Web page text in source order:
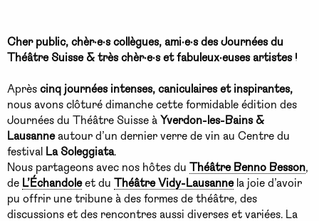
Cher public, chèr·e·s collègues, ami·e·sdes Journées du
Théâtre Suisse & très chèr·e·s et fabuleux·euses artistes !
Après cinq journées intenses, caniculaires et inspirantes,
nous avons clôturé dimanche cette formidable édition des
Journées du Théâtre Suisse à Yverdon-les-Bains &
Lausanneautour d’un dernier verre de vin au Centre du
festival La Soleggiata.
Nous partageons avec nos hôtes du Théâtre Benno Besson,
de L’Échandoleet du Théâtre Vidy-Lausannela joie d’avoir
pu offrir une tribune à des formes de théâtre, des
discussions et des rencontres aussi diverses et variées. La